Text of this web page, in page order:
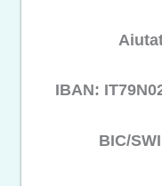
IBAN:
BIC/